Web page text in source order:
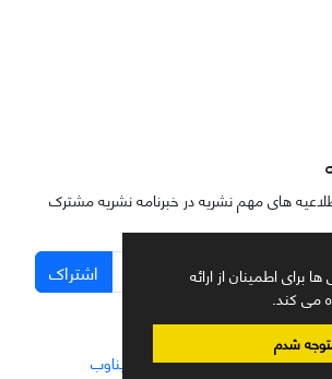
برای اطمینان از ارائه
می کند.
شدم
های مهم نشریه در خبرنامه نشریه مشترک
اشتراک
علمی.طراحی و پیاده سازی از سیناوب